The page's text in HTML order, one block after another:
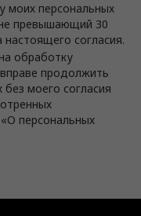
моих персональных
превышающий 30
согласия.
обработку
продолжить
моего согласия
персональных